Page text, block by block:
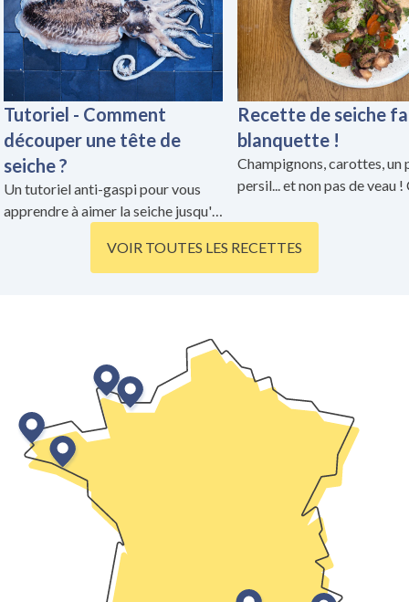
Tutoriel - Comment
découper une tête de
seiche ?
Un tutoriel anti-gaspi pour vous
apprendre à aimer la seiche jusqu'à
Recette de seiche
blanquette !
Champignons, carottes, un
persil... et non pas de veau !
cuisine façon blanquette ! A
déguster réchauffé
c'est encore meilleur.
VOIR TOUTES LES RECETTES